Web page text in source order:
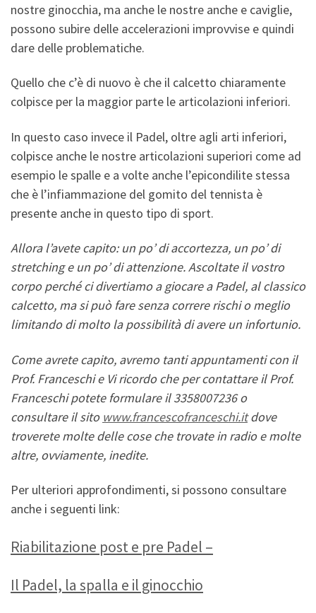
nostre ginocchia, ma anche le nostre anche e caviglie,
possono subire delle accelerazioni improvvise e quindi
dare delle problematiche.
Quello che c’è di nuovo è che il calcetto chiaramente
colpisce per la maggior parte le articolazioni inferiori.
In questo caso invece il Padel, oltre agli arti inferiori,
colpisce anche le nostre articolazioni superiori come ad
esempio le spalle e a volte anche l’epicondilite stessa
che è l’infiammazione del gomito del tennista è
presente anche in questo tipo di sport.
Allora l’avete capito: un po’ di accortezza, un po’ di
stretching e un po’ di attenzione. Ascoltate il vostro
corpo perché ci divertiamo a giocare a Padel, al classico
calcetto, ma si può fare senza correre rischi o meglio
limitando di molto la possibilità di avere un infortunio.
Come avrete capito, avremo tanti appuntamenti con il
Prof. Franceschi e Vi ricordo che per contattare il Prof.
Franceschi potete formulare il 3358007236 o
consultare il sito www.francescofranceschi.itdove
troverete molte delle cose che trovate in radio e molte
altre, ovviamente, inedite.
Per ulteriori approfondimenti, si possono consultare
anche i seguenti link:
Riabilitazione post e pre Padel –
Il Padel, la spalla e il ginocchio